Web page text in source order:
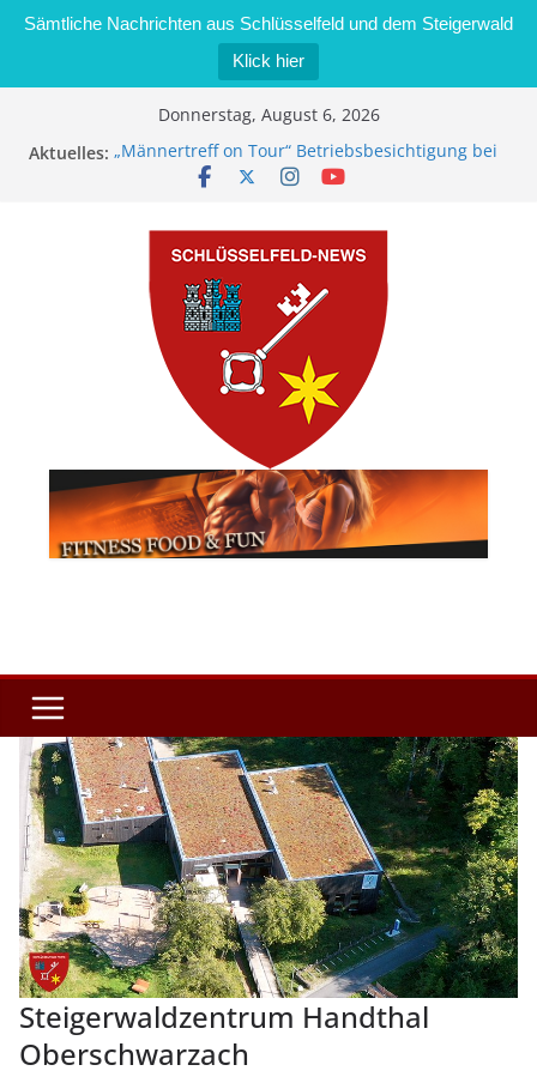
Sämtliche Nachrichten aus Schlüsselfeld und dem Steigerwald
Klick hier
Donnerstag, August 6, 2026
Aktuelles: „Männertreff on Tour“ Betriebsbesichtigung bei
der Schreinerei Zimmermann GmbH
Brand in Sägewerk in Bernroth schnell unter
Kontrolle
Stadt Schlüsselfeld bietet Online-Anmeldung für
Kindergartenplätze an
Dieseldiebstahl im Wert von 600 Euro
Steigerwaldzentrum Handthal
Oberschwarzach